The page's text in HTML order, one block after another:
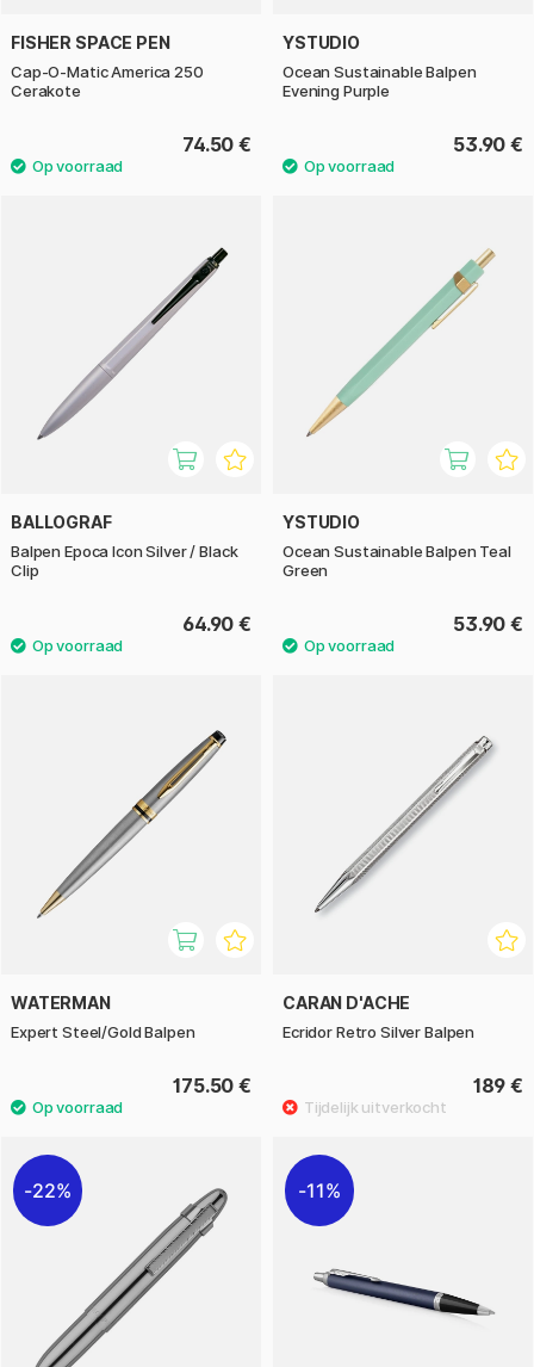
FISHER SPACE PEN
Cap-O-Matic America 250
Cerakote
74.50 €
YSTUDIO
Ocean Sustainable Balpen
Evening Purple
53.90 €
BALLOGRAF
Balpen Epoca Icon Silver / Black
Clip
64.90 €
YSTUDIO
Ocean Sustainable Balpen Teal
Green
53.90 €
WATERMAN
Expert Steel/Gold Balpen
175.50 €
CARAN D'ACHE
Ecridor Retro Silver Balpen
189 €
22% 11%